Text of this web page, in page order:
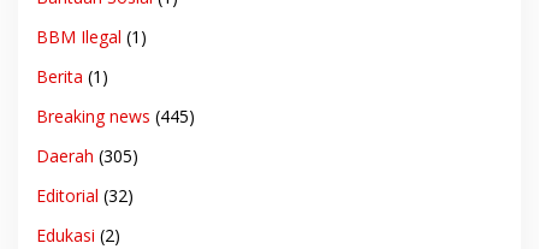
BBM Ilegal (1)
Berita (1)
Breaking news (445)
Daerah (305)
Editorial (32)
Edukasi (2)